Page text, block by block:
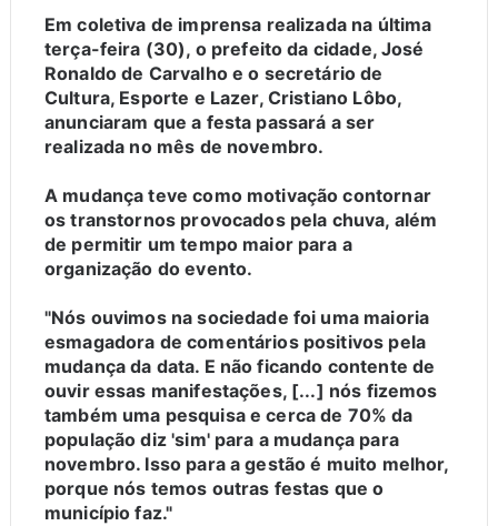
Em coletiva de imprensa realizada na última
terça-feira (30), o prefeito da cidade, José
Ronaldo de Carvalho e o secretário de
Cultura, Esporte e Lazer, Cristiano Lôbo,
anunciaram que a festa passará a ser
realizada no mês de novembro.
A mudança teve como motivação contornar
os transtornos provocados pela chuva, além
de permitir um tempo maior para a
organização do evento.
"Nós ouvimos na sociedade foi uma maioria
esmagadora de comentários positivos pela
mudança da data. E não ficando contente de
ouvir essas manifestações, [...] nós fizemos
também uma pesquisa e cerca de 70% da
população diz 'sim' para a mudança para
novembro. Isso para a gestão é muito melhor,
porque nós temos outras festas que o
município faz."